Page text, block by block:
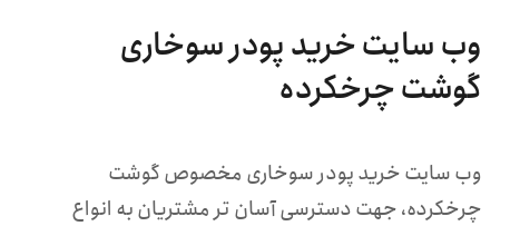
وب سایت خرید پودر سوخاری
گوشت چرخکرده
وب سایت خرید پودر سوخاری مخصوص گوشت
چرخکرده، جهت دسترسی آسان تر مشتریان به انواع